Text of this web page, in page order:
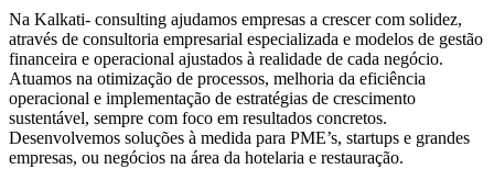
Na Kalkati- consulting ajudamos empresas a crescer com solidez,
através de consultoria empresarial especializada e modelos de gestão
financeira e operacional ajustados à realidade de cada negócio.
Atuamos na otimização de processos, melhoria da eficiência
operacional e implementação de estratégias de crescimento
sustentável, sempre com foco em resultados concretos.
Desenvolvemos soluções à medida para PME’s, startups e grandes
empresas, ou negócios na área da hotelaria e restauração.